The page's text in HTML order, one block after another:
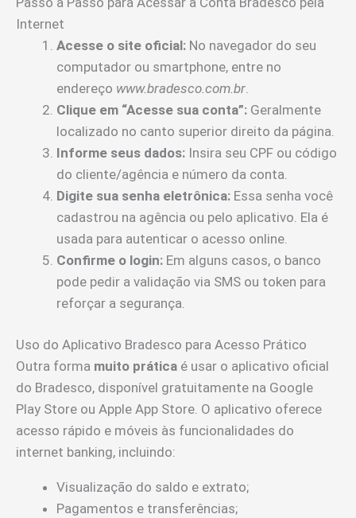
Internet
Acesse o site oficial: No navegador do seu
computador ou smartphone, entre no
endereço www.bradesco.com.br
Clique em “Acesse sua conta”: Geralmente
localizado no canto superior direito da página.
Informe seus dados: Insira seu CPF ou código
do cliente/agência e número da conta.
Digite sua senha eletrônica: Essa senha você
cadastrou na agência ou pelo aplicativo. Ela é
usada para autenticar o acesso online.
Confirme o login: Em alguns casos, o banco
pode pedir a validação via SMS ou token para
reforçar a segurança.
Uso do Aplicativo Bradesco para Acesso Prático
Outra forma muito prática é usar o aplicativo oficial
do Bradesco, disponível gratuitamente na Google
Play Store ou Apple App Store. O aplicativo oferece
acesso rápido e móveis às funcionalidades do
internet banking, incluindo:
Visualização do saldo e extrato;
Pagamentos e transferências;